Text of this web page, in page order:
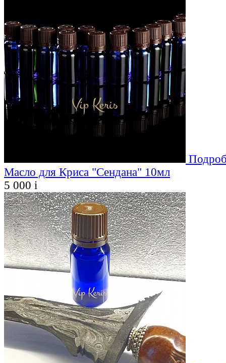
Масло для Криса "Сендана" 10мл
5 000 i